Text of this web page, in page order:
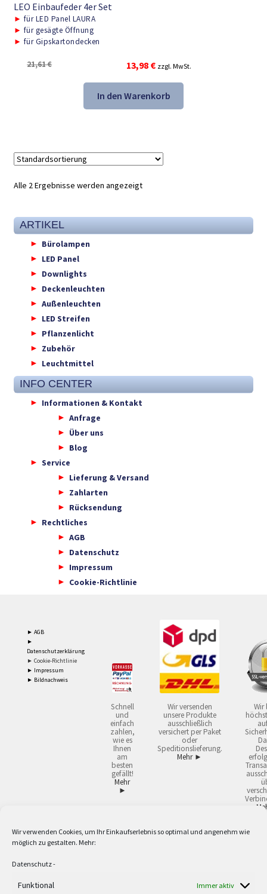
Wir verwenden Cookies, um Ihr Einkaufserlebnis so optimal und angenehm wie
möglich zu gestalten. Mehr:
Datenschutz-
Funktional Immer aktiv
LEO Einbaufeder 4er Set
► für LED Panel LAURA
► für gesägte Öffnung
► für Gipskartondecken
21,61€
Ursprünglicher
Preis
war:
21,61 €
13,98 €Aktueller
Preis
ist:
13,98 €.
zzgl. MwSt.
In den Warenkorb
Alle 2 Ergebnisse werden angezeigt
ARTIKEL
Bürolampen
LED Panel
Downlights
Deckenleuchten
Außenleuchten
LED Streifen
Pflanzenlicht
Zubehör
Leuchtmittel
INFO CENTER
Informationen & Kontakt
Anfrage
Über uns
Blog
Service
Lieferung & Versand
Zahlarten
Rücksendung
Rechtliches
AGB
Datenschutz
Impressum
Cookie-Richtlinie
► AGB
►
Datenschutzerklärung
► Cookie-Richtlinie
► Impressum
► Bildnachweis
Schnell
und
einfach
zahlen,
wie es
Ihnen
am
besten
gefällt!
Mehr
►
Wir versenden
unsere Produkte
ausschließlich
versichert per Paket
oder
Speditionslieferung.
Mehr ►
Wir
2 Lieferzeiten gelten mit Express-24.
Versandkostenfrei ab 59,90 € Nettowarenwert. Inseln ausgenommen. Unsere
Berufe zur Verwendung in der selbständigen, beruflichen oder gewerblichen